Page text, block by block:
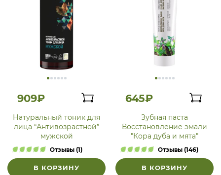
909₽
Натуральный тоник для
лица “Антивозрастной”
мужской
Отзывы (1)
В КОРЗИНУ
645₽
Зубная паста
Восстановление эмали
"Кора дуба и мята"
Отзывы (146)
В КОРЗИНУ